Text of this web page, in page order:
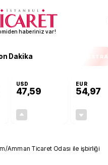
haberiniz var!
Dakika EKSTRA
USD
47,59
EUR
54,97
/Amman Ticaret Odası ile işbirliği